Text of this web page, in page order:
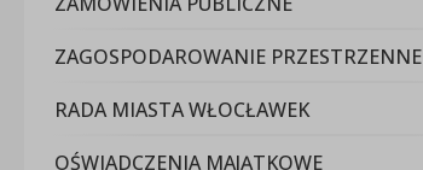
ZAGOSPODAROWANIE PRZESTRZENNE
RADA MIASTA WŁOCŁAWEK
OŚWIADCZENIA MAJĄTKOWE